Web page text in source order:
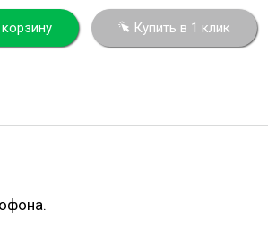
Купить в 1 клик